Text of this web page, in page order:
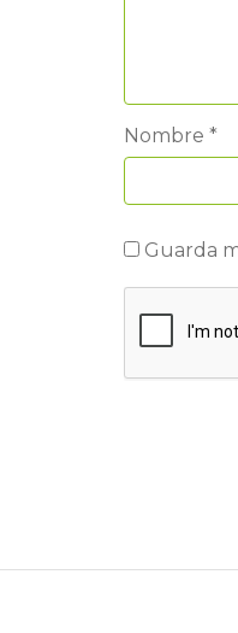
Nombre *
Guarda